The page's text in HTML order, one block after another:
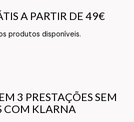
A PARTIR DE 49€
produtos disponíveis.
A PARTIR DE 49€
do Cartão de Informação
3 PRESTAÇÕES SEM
COM KLARNA
3 PRESTAÇÕES SEM
COM KLARNA